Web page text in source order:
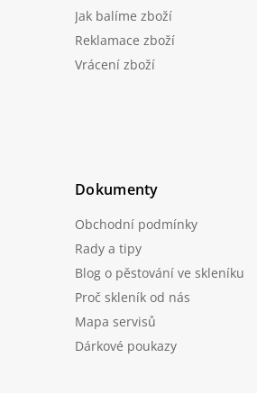
Jak balíme zboží
Reklamace zboží
Vrácení zboží
Dokumenty
Obchodní podmínky
Rady a tipy
Blog o pěstování ve skleníku
Proč skleník od nás
Mapa servisů
Dárkové poukazy